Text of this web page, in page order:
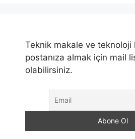
Teknik makale ve
postanıza almak için mail
olabilirsiniz.